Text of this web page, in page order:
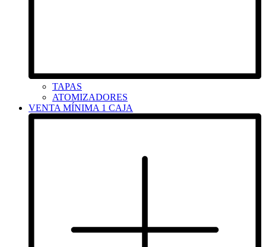
TAPAS
ATOMIZADORES
VENTA MÍNIMA 1 CAJA